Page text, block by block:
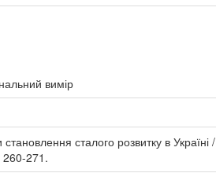
вимір
сталого розвитку в
271.